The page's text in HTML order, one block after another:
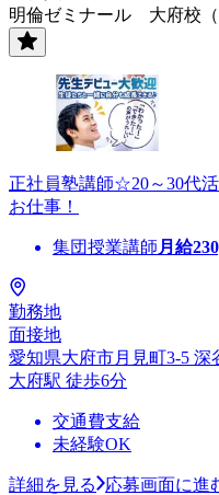
明倫ゼミナール 大府校（
正社員塾講師☆20～30代
お仕事！
集団授業講師 月給
勤務地
面接地
愛知県大府市月見町3-5 深
大府駅 徒歩6分
交通費支給
未経験OK
詳細を見る
応募画面に進